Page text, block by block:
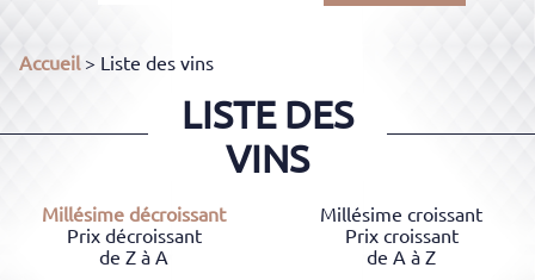
Accueil> Liste des vins
LISTE DES
VINS
Millésime décroissant
Millésime croissant
Prix décroissant
Prix croissant
de Z à A
de A à Z